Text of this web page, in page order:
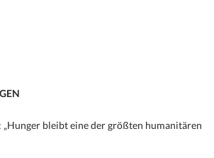
bleibt eine der größten humanitären